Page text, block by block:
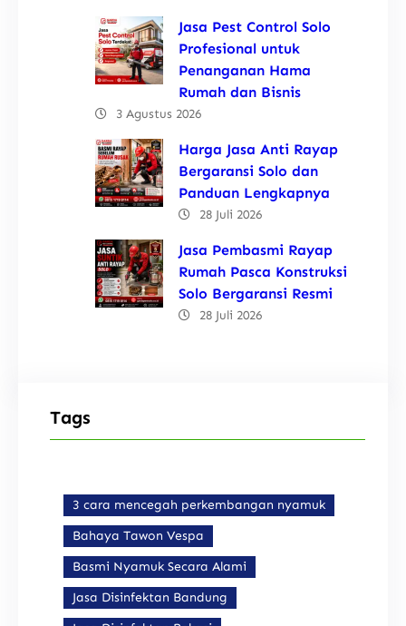
Jasa Pest Control Solo
Profesional untuk
Penanganan Hama
Rumah dan Bisnis
3 Agustus 2026
Harga Jasa Anti Rayap
Bergaransi Solo dan
Panduan Lengkapnya
28 Juli 2026
Jasa Pembasmi Rayap
Rumah Pasca Konstruksi
Solo Bergaransi Resmi
28 Juli 2026
Tags
3 cara mencegah perkembangan nyamuk
Bahaya Tawon Vespa
Basmi Nyamuk Secara Alami
Jasa Disinfektan Bandung